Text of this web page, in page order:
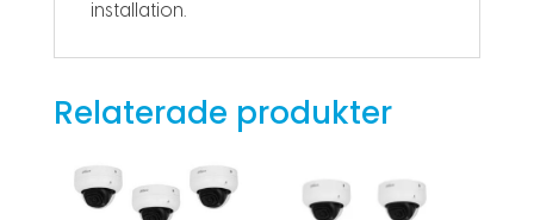
installation.
Relaterade produkter